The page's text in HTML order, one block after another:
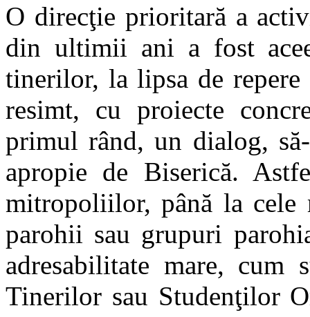
O direcţie prioritară a
din ultimii ani a fost
tinerilor, la lipsa de
resimt, cu proiecte
primul rând, un dialog,
apropie de Biserică.
mitropoliilor, până la
parohii sau grupuri
adresabilitate mare, cum
Tinerilor sau Studenţilor